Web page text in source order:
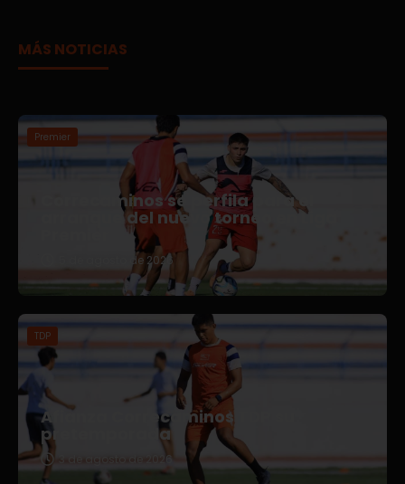
MÁS NOTICIAS
Premier
Correcaminos se perfila para el
arranque del nuevo torneo en Liga
5 de agosto de 2026
TDP
Afianza Correcaminos TDP su
pretemporada
3 de agosto de 2026